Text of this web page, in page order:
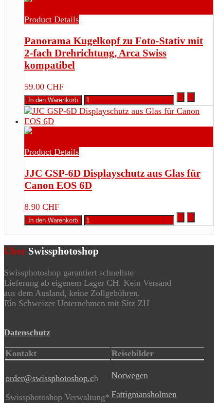
Product Details
Panorama Kugelkopf zu Foto-Stativ mit
2-fach Drehrichtung, Arca Swiss
kompatibel
59.00 CHF
Product Details
JJC GSP-6D Displayschutz aus Glas für
Canon EOS 6D
8.90 CHF
Über Swissphotoshop
Swissphotoshop garantiert schnellste
Lieferung ab eigenem Lager CH. Kein Versand
aus dem Ausland, keine Zollgebühren.
Ein Schweizer Unternehmen mit Sitz ZH
Datenschutz
Kontakt Reisebilder
order@swissphotoshop.ch
Swissphotoshop Verwaltung*
Norwegen
Fattigmansholmen